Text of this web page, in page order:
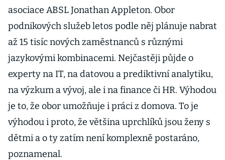
asociace ABSL Jonathan Appleton. Obor
podnikových služeb letos podle něj plánuje nabrat
až 15 tisíc nových zaměstnanců s různými
jazykovými kombinacemi. Nejčastěji půjde o
experty na IT, na datovou a prediktivní analytiku,
na výzkum a vývoj, ale i na finance či HR. Výhodou
je to, že obor umožňuje i práci z domova. To je
výhodou i proto, že většina uprchlíků jsou ženy s
dětmi a o ty zatím není komplexně postaráno,
poznamenal.